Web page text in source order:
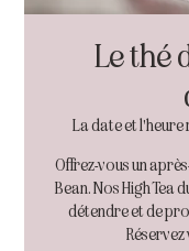
Le thé
La date et
Offrez-vous un
Bean. Nos High Tea
détendre et de